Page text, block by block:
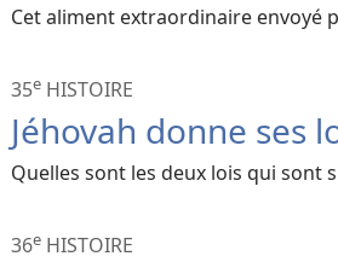
Cet aliment extraordinaire envoyé
35e HISTOIRE
Jéhovah donne ses
Quelles sont les deux lois qui sont
36e HISTOIRE